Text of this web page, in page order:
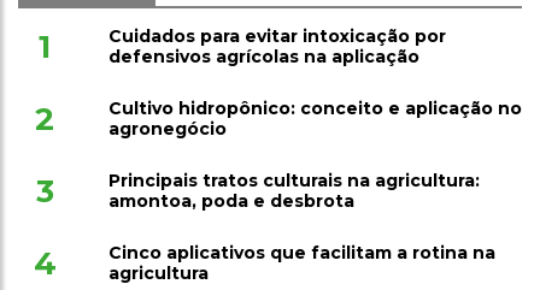
1
Cuidados para evitar intoxicação por
defensivos agrícolas na aplicação
2
Cultivo hidropônico: conceito e aplicação no
agronegócio
3
Principais tratos culturais na agricultura:
amontoa, poda e desbrota
4
Cinco aplicativos que facilitam a rotina na
agricultura